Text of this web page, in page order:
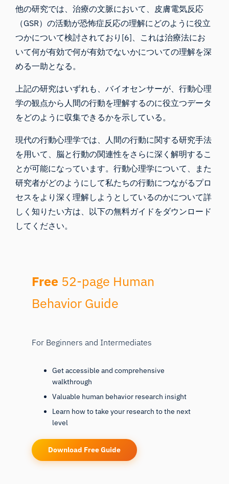
他の研究では、治療の文脈において、皮膚電気反応
（GSR）の活動が恐怖症反応の理解にどのように役立
つかについて検討されており[6]、これは治療法にお
いて何が有効で何が有効でないかについての理解を深
める一助となる。
上記の研究はいずれも、バイオセンサーが、行動心理
学の観点から人間の行動を理解するのに役立つデータ
をどのように収集できるかを示している。
現代の行動心理学では、人間の行動に関する研究手法
を用いて、脳と行動の関連性をさらに深く解明するこ
とが可能になっています。行動心理学について、また
研究者がどのようにして私たちの行動につながるプロ
セスをより深く理解しようとしているのかについて詳
しく知りたい方は、以下の無料ガイドをダウンロード
してください。
Free 52-page Human
Behavior Guide
For Beginners and Intermediates
Get accessible and comprehensive
walkthrough
Valuable human behavior research insight
Learn how to take your research to the next
level
Download Free Guide